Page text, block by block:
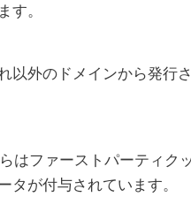
す。
以外のドメインから発行
ファーストパーティク
が付与されています。